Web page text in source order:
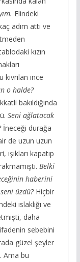
Elindeki
adım attı ve
kızın
kıvrılan ince
o halde?
bakıldığında
Seni ağlatacak
İneceği durağa
de uzun uzun
kapatıp
Belki
haberini
üzdü? Hiçbir
ıslaklığı ve
daha
sebebini
güzel şeyler
Ama bu